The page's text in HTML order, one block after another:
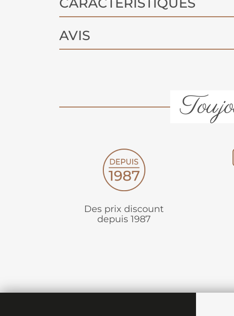
AVIS
Des prix discount
depuis 1987